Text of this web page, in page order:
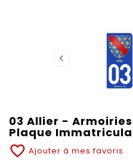
03 Allier -
Plaque
favorite_border Ajouter à mes favoris